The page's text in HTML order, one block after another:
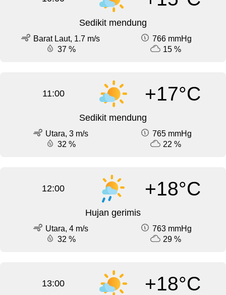
Sedikit mendung
Barat Laut, 1.7 m/s
766 mmHg
37 %
15 %
11:00 +17°C
Sedikit mendung
Utara, 3 m/s
765 mmHg
32 %
22 %
12:00 +18°C
Hujan gerimis
Utara, 4 m/s
763 mmHg
32 %
29 %
13:00 +18°C